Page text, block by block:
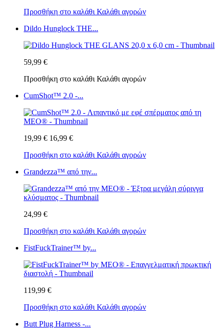
Προσθήκη στο καλάθι Καλάθι αγορών
Dildo Hunglock THE...
59,99 €
Προσθήκη στο καλάθι Καλάθι αγορών
CumShot™ 2.0 -...
19,99 € 16,99 €
Προσθήκη στο καλάθι Καλάθι αγορών
Grandezza™ από την...
24,99 €
Προσθήκη στο καλάθι Καλάθι αγορών
FistFuckTrainer™ by...
119,99 €
Προσθήκη στο καλάθι Καλάθι αγορών
Butt Plug Harness -...